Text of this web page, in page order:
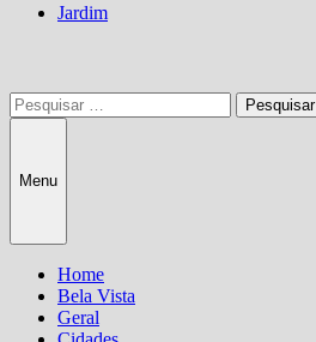
Jardim
Pesquisar
por:
Menu
Home
Bela Vista
Geral